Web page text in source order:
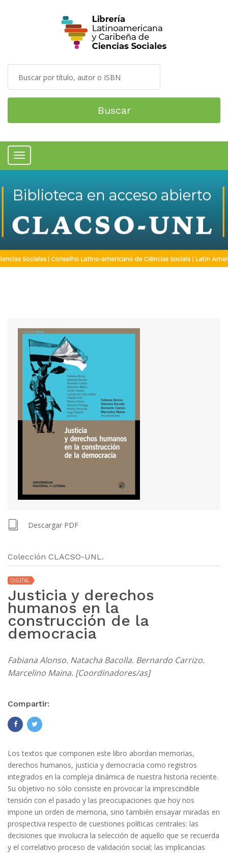
Buscar
Menú
Descargar PDF
Colección CLACSO-UNL.
DIGITAL
Justicia y derechos
humanos en la
construcción de la
democracia
Fabiana Alonso. Natacha Bacolla. Bernardo Carrizo.
Marcelino Maina. [Coordinadores/as]
Compartir:
Los textos que componen este libro abordan memorias,
derechos humanos, justicia y democracia como registros
integrados en la compleja dinámica de nuestra historia reciente.
Su objetivo no sólo consiste en provocar la imprescindible
tensión con el pasado y las preocupaciones que hoy nos
impone un orden de memoria, sino también ensayar miradas en
prospectiva respecto de cuestiones políticas centrales: las
decisiones que involucra la selección de aquello que se recuerda
y el correlativo proceso de validación social; las implicancias